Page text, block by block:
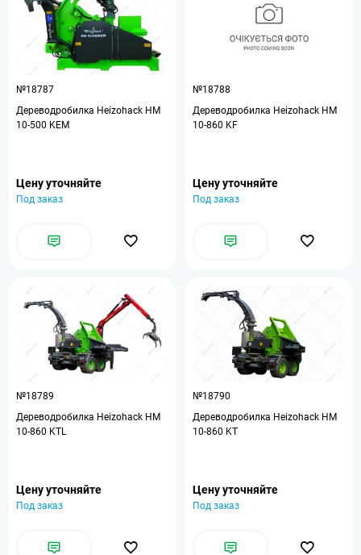
№18787
Дереводробилка Heizohack HM
10-500 KEM
Цену уточняйте
Под заказ
№18788
Дереводробилка Heizohack HM
10-860 KF
Цену уточняйте
Под заказ
№18789
Дереводробилка Heizohack HM
10-860 KTL
Цену уточняйте
Под заказ
№18790
Дереводробилка Heizohack HM
10-860 KT
Цену уточняйте
Под заказ